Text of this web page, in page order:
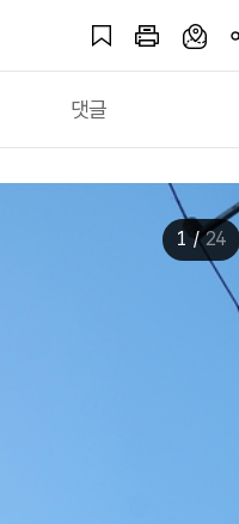
댓글
1/24